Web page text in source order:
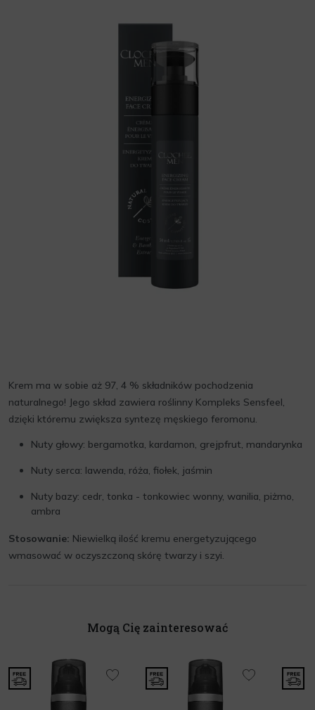
Krem ma w sobie aż 97, 4 % składników pochodzenia
naturalnego! Jego skład zawiera roślinny Kompleks Sensfeel,
dzięki któremu zwiększa syntezę męskiego feromonu.
Nuty głowy: bergamotka, kardamon, grejpfrut, mandarynka
Nuty serca: lawenda, róża, fiołek, jaśmin
Nuty bazy: cedr, tonka - tonkowiec wonny, wanilia, piżmo,
ambra
Stosowanie: Niewielką ilość kremu energetyzującego
wmasować w oczyszczoną skórę twarzy i szyi.
Mogą Cię zainteresować